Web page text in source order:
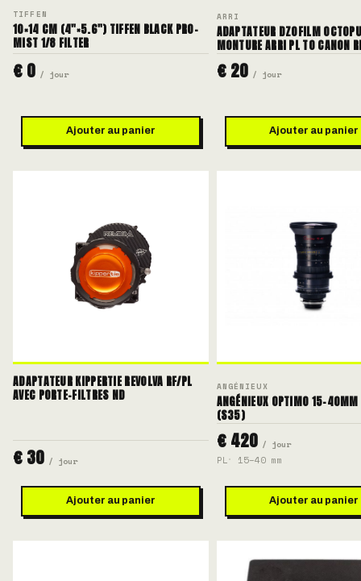
TIFFEN
10×14 CM (4"×5.6") TIFFEN BLACK PRO-
MIST 1/8 FILTER
€ 0 / jour
Ajouter au panier
ARRI
ADAPTATEUR DZOFILM
MONTURE ARRI PL TO CANON
€ 20 / jour
Ajouter au panier
ADAPTATEUR KIPPERTIE REVOLVA RF/PL
AVEC PORTE-FILTRES ND
€ 30 / jour
Ajouter au panier
ANGÉNIEUX
ANGÉNIEUX OPTIMO 15-
(S35)
€ 420 / jour
PL 15–40 mm
Ajouter au panier